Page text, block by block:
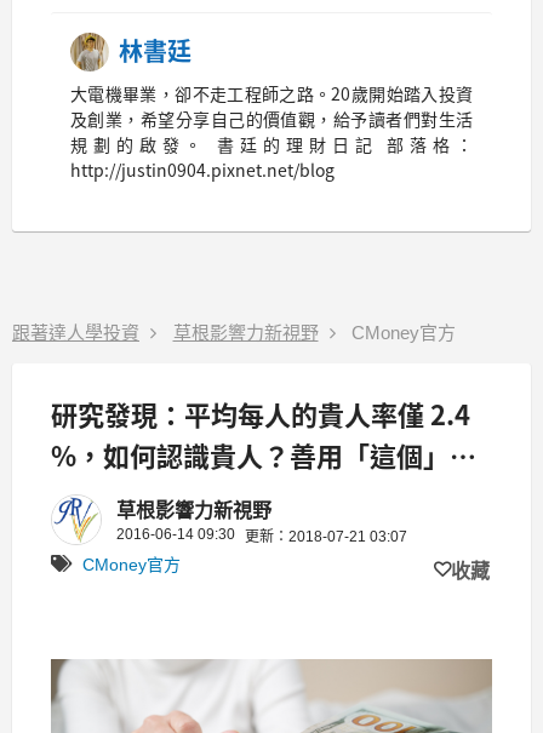
林書廷
大電機畢業，卻不走工程師之路。20歲開始踏入投資
及創業，希望分享自己的價值觀，給予讀者們對生活
規劃的啟發。 書廷的理財日記 部落格：
http://justin0904.pixnet.net/blog
跟著達人學投資 草根影響力新視野 CMoney官方
研究發現：平均每人的貴人率僅 2.4
%，如何認識貴人？善用「這個」方
法，遇到了，一輩子幸福！
草根影響力新視野
2016-06-14 09:30 更新：2018-07-21 03:07
CMoney官方 收藏